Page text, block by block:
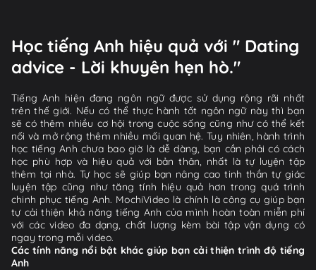
Học tiếng Anh hiệu quả với " Dating
advice - Lời khuyên hẹn hò."
Tiếng Anh hiện đang ngôn ngữ được sử dụng rộng rãi nhất
trên thế giới. Nếu có thể thực hành tốt ngôn ngữ này thì bạn
sẽ có thêm nhiều cơ hội trong cuộc sống cũng như có thể kết
nối và mở rộng thêm nhiều mối quan hệ. Tuy nhiên, hành trình
học tiếng Anh chưa bao giờ là dễ dàng, bạn cần phải có cách
học phù hợp và hiệu quả với bản thân, nhất là tự luyện tập
thêm tại nhà. Tự học sẽ giúp bạn nâng cao tinh thần tự giác
luyện tập cũng như tăng tính hiệu quả hơn trong quá trình
chinh phục tiếng Anh. MochiVideo là chính là công cụ giúp bạn
tự cải thiện khả năng tiếng Anh của mình hoàn toàn miễn phí
với các video đa dạng, chất lượng kèm bài tập vận dụng có
ngay trong mỗi video.
Các tính năng nổi bật khác giúp bạn cải thiện trình độ tiếng
Anh